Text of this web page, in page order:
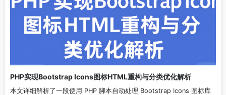
PHP实现Bootstrap Icons图标HTML重构与分类优化解析
本文详细解析了一段使用 PHP 脚本自动处理 Bootstrap Icons 图标库